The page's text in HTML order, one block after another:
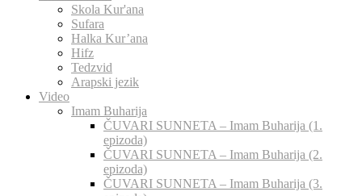
Skola Kur'ana
Sufara
Halka Kur’ana
Hifz
Tedzvid
Arapski jezik
Video
Imam Buharija
ČUVARI SUNNETA – Imam Buharija (1.
epizoda)
ČUVARI SUNNETA – Imam Buharija (2.
epizoda)
ČUVARI SUNNETA – Imam Buharija (3.